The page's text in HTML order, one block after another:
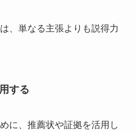
、単なる主張よりも説得力
する
に、推薦状や証拠を活用し